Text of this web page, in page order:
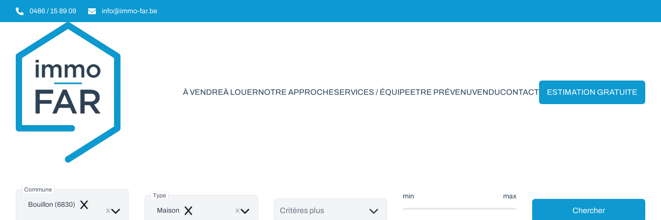
Aller au contenu principal
0486 / 15 89 09 info@immo-far.be
À VENDREÀ LOUERNOTRE APPROCHESERVICES / ÉQUIPEETRE PRÉVENUVENDUCONTACT ESTIMATION GRATUITE
Commune
Bouillon (6830) Remove
Type
Maison Remove Critères plus
min max
Chercher